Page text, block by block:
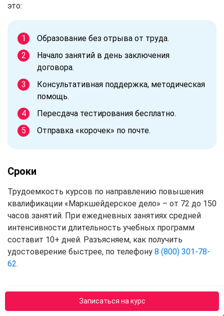
Записаться на курс
это:
Образование без отрыва от труда.
Начало занятий в день заключения
договора.
Консультативная поддержка, методическая
помощь.
Пересдача тестирования бесплатно.
Отправка «корочек» по почте.
Сроки
Трудоемкость курсов по направлению повышения
квалификации «Маркшейдерское дело» – от 72 до 150
часов занятий. При ежедневных занятиях средней
интенсивности длительность учебных программ
составит 10+ дней. Разъясняем, как получить
удостоверение быстрее, по телефону 8 (800) 301-78-
62.
Требования к слушателям
Последипломную подготовку в АПОК проходят